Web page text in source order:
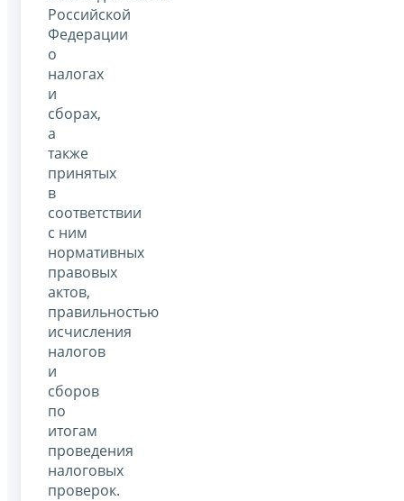
Российской
Федерации
о
налогах
и
сборах,
а
также
принятых
в
соответствии
с ним
нормативных
правовых
актов,
правильностью
исчисления
налогов
и
сборов
по
итогам
проведения
налоговых
проверок.